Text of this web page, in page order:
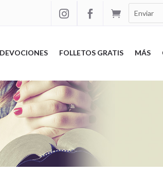



DEVOCIONES FOLLETOS GRATIS MÁS